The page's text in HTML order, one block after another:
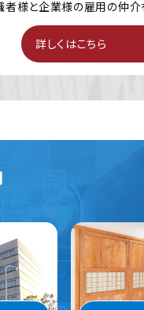
様と企業様の雇用の仲介
詳しくはこちら